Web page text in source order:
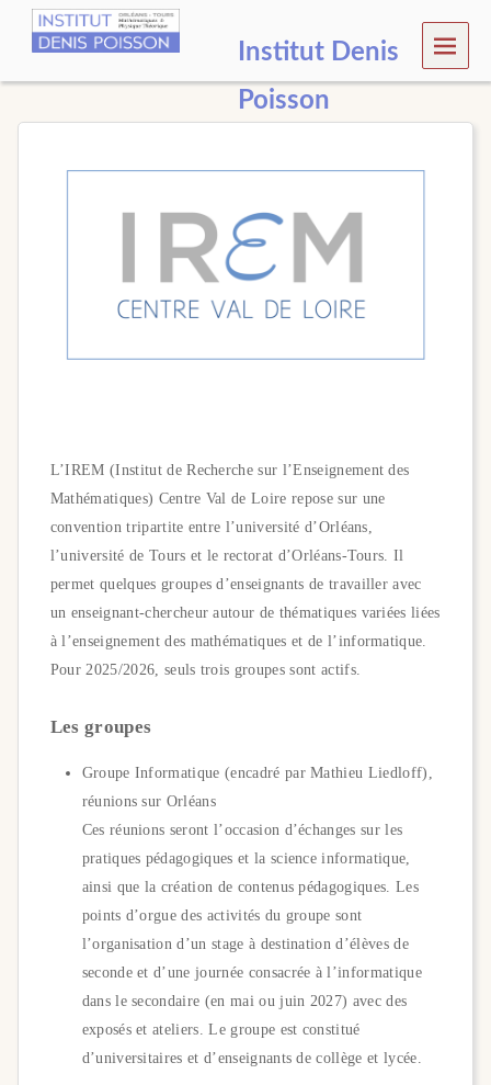
Institut Denis
Poisson
MEN
U
L’IREM (Institut de Recherche sur l’Enseignement des
Mathématiques) Centre Val de Loire repose sur une
convention tripartite entre l’université d’Orléans,
l’université de Tours et le rectorat d’Orléans-Tours. Il
permet quelques groupes d’enseignants de travailler avec
un enseignant-chercheur autour de thématiques variées liées
à l’enseignement des mathématiques et de l’informatique.
Pour 2025/2026, seuls trois groupes sont actifs.
Les groupes
Groupe Informatique (encadré par Mathieu Liedloff),
réunions sur Orléans
Ces réunions seront l’occasion d’échanges sur les
pratiques pédagogiques et la science informatique,
ainsi que la création de contenus pédagogiques. Les
points d’orgue des activités du groupe sont
l’organisation d’un stage à destination d’élèves de
seconde et d’une journée consacrée à l’informatique
dans le secondaire (en mai ou juin 2027) avec des
exposés et ateliers. Le groupe est constitué
d’universitaires et d’enseignants de collège et lycée.